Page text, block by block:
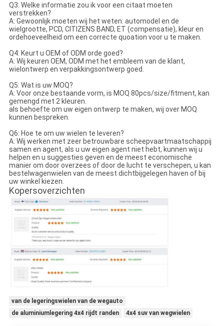
Q3: Welke informatie zou ik voor een citaat moeten
verstrekken?
A: Gewoonlijk moeten wij het weten: automodel en de
wielgrootte, PCD, CITIZENS BAND, ET (compensatie), kleur en
ordehoeveelheid om een correcte quoation voor u te maken.
Q4: Keurt u OEM of ODM orde goed?
A: Wij keuren OEM, ODM met het embleem van de klant,
wielontwerp en verpakkingsontwerp goed.
Q5: Wat is uw MOQ?
A: Voor onze bestaande vorm, is MOQ 80pcs/size/fitment, kan
gemengd met 2 kleuren.
als behoefte om uw eigen ontwerp te maken, wij over MOQ
kunnen bespreken.
Q6: Hoe te om uw wielen te leveren?
A: Wij werken met zeer betrouwbare scheepvaartmaatschappij
samen en agent, als u uw eigen agent niet hebt, kunnen wij u
helpen en u suggesties geven en de meest economische
manier om door overzees of door de lucht te verschepen, u kan
bestelwagenwielen van de meest dichtbijgelegen haven of bij
uw winkel kiezen.
Kopersoverzichten
van de legeringswielen van de wegauto
de aluminiumlegering 4x4 rijdt randen
4x4 suv van wegwielen